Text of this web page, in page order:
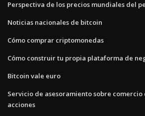
Perspectiva de los precios mundiales del
Noticias nacionales de bitcoin
Cómo comprar criptomonedas
Cómo construir tu propia plataforma de
Bitcoin vale euro
Servicio de asesoramiento sobre comercio
acciones